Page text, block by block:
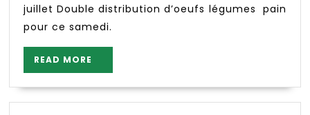
juillet Double distribution d’oeufs légumes pain
pour ce samedi.
READ MORE
MORE